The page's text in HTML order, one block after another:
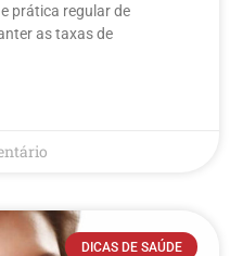
prática regular de
as taxas de
DICAS DE SAÚDE